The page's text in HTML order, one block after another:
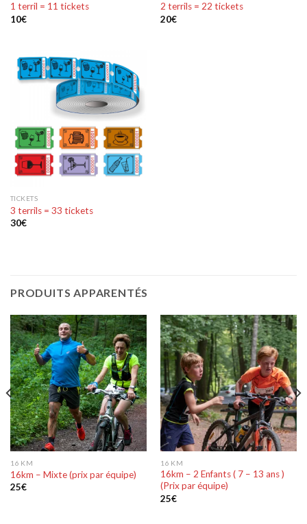
1 terril = 11 tickets
10€
2 terrils = 22 tickets
20€
TICKETS
3 terrils = 33 tickets
30€
PRODUITS APPARENTÉS
16 KM
16km – Mixte (prix par équipe)
25€
16 KM
16km – 2 Enfants ( 7 – 13 ans )
(Prix par équipe)
25€